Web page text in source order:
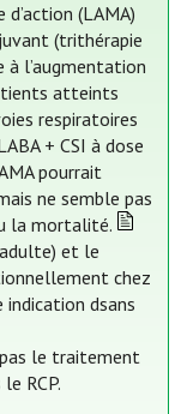
(LAMA)
(trithérapie
à l’augmentation
atteints
respiratoires
+ CSI à dose
pourrait
ne semble pas
la mortalité.
et le
chez
dsans
pas le traitement
RCP.